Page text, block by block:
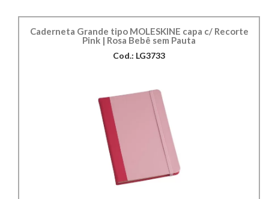
Caderneta Grande tipo MOLESKINE capa c/ Recorte
Pink | Rosa Bebê sem Pauta
Cod.: LG3733